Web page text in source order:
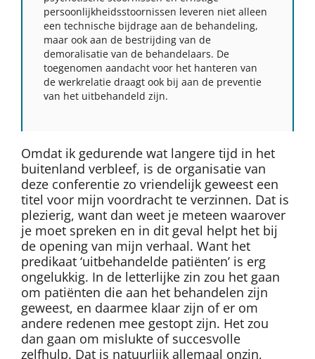
persoonlijkheidsstoornissen leveren niet alleen
een technische bijdrage aan de behandeling,
maar ook aan de bestrijding van de
demoralisatie van de behandelaars. De
toegenomen aandacht voor het hanteren van
de werkrelatie draagt ook bij aan de preventie
van het uitbehandeld zijn.
Omdat ik gedurende wat langere tijd in het
buitenland verbleef, is de organisatie van
deze conferentie zo vriendelijk geweest een
titel voor mijn voordracht te verzinnen. Dat is
plezierig, want dan weet je meteen waarover
je moet spreken en in dit geval helpt het bij
de opening van mijn verhaal. Want het
predikaat ‘uitbehandelde patiënten’ is erg
ongelukkig. In de letterlijke zin zou het gaan
om patiënten die aan het behandelen zijn
geweest, en daarmee klaar zijn of er om
andere redenen mee gestopt zijn. Het zou
dan gaan om mislukte of succesvolle
zelfhulp. Dat is natuurlijk allemaal onzin,